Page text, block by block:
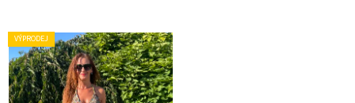
VÝPRODEJ